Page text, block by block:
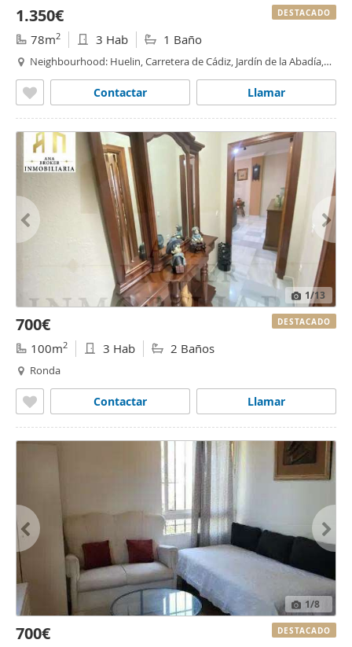
1.350€
78m2 3 Hab 1 Baño
Neighbourhood: Huelin, Carretera de Cádiz, Jardín de la Abadía,
Llamar
Contactar
DESTACADO
1/13
700€
100m2 3 Hab 2 Baños
Ronda
Llamar
Contactar
DESTACADO
1/8
700€ DESTACADO